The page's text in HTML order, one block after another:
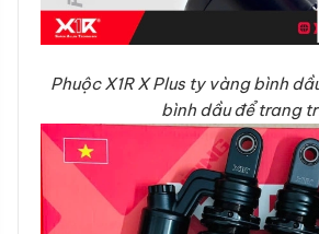
Phuộc X1R X Plus ty vàng bình
bình dầu để trang